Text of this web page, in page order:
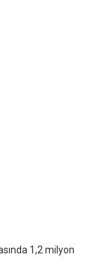
1,2 milyon